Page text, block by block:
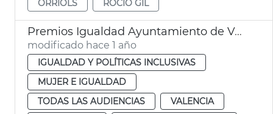
ORRIOLS ROCÍO GIL
Premios Igualdad Ayuntamiento de València
modificado hace 1 año
IGUALDAD Y POLÍTICAS INCLUSIVAS
MUJER E IGUALDAD
TODAS LAS AUDIENCIAS
VALENCIA